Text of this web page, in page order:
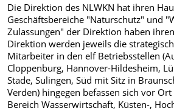
Die Direktion des NLWKN hat ihren
Geschäftsbereiche "Naturschutz" und
Zulassungen" der Direktion haben
Direktion werden jeweils die
Mitarbeiter in den elf Betriebsstellen
Cloppenburg, Hannover-Hildesheim,
Stade, Sulingen, Süd mit Sitz in
Verden) hingegen befassen sich vor
Bereich Wasserwirtschaft, Küsten-,